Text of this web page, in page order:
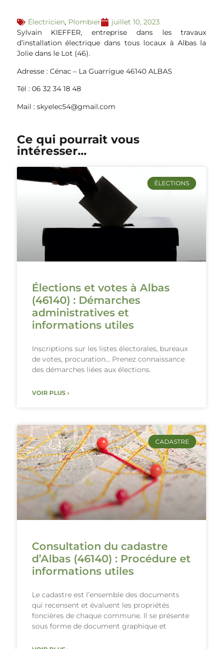
Électricien, Plombier
juillet 10, 2023
Sylvain KIEFFER, entreprise dans les travaux
d’installation électrique dans tous locaux à Albas la
Jolie dans le Lot (46).
Adresse : Cénac – La Guarrigue 46140 ALBAS
Tél : 06 32 34 18 48
Mail : skyelec54@gmail.com
Ce qui pourrait vous
intéresser...
ÉLECTIONS
Élections et votes à Albas
(46140) : Démarches
administratives et
informations utiles
Inscriptions sur les listes électorales, bureaux
de votes, procuration… Prenez connaissance
des démarches liées aux élections.
VOIR PLUS ›
CADASTRE
Consultation du cadastre
d’Albas (46140) : Procédure et
informations utiles
Le cadastre est l’ensemble des documents
qui recensent et évaluent les propriétés
foncières de chaque commune. Il se présente
sous forme de document graphique et